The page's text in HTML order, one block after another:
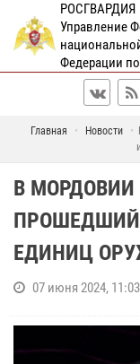
РОСГВАРДИЯ
Управление
Федерации
Главная Новости
В
ПРОШЕДШИЙ
ЕДИНИЦ
07 июня 2024, 11:03